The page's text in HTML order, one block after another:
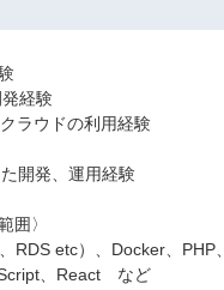
経験
ラウドの利用経験
開発、運用経験
囲〉
RDS etc）、Docker、PHP、
、React など